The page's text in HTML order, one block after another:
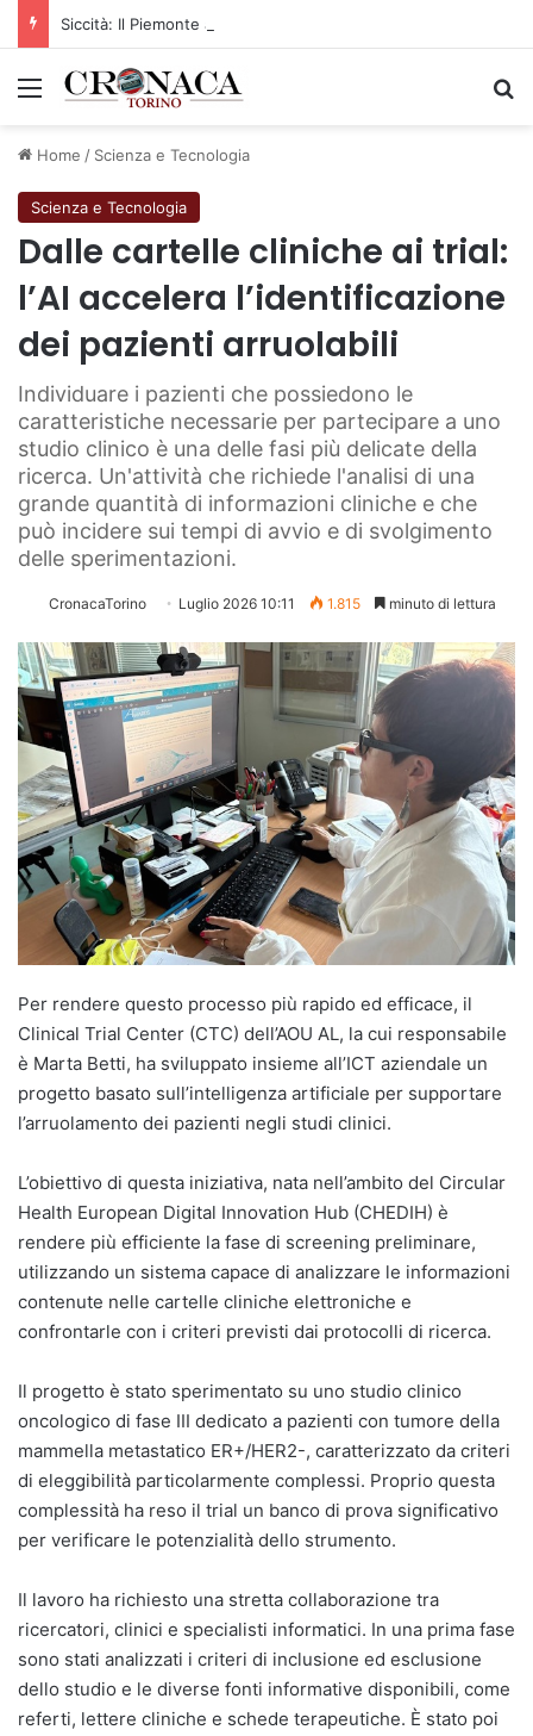
Menu
Home / Scienza e Tecnologia
Scienza e Tecnologia
Dalle cartelle cliniche ai trial:
l’AI accelera l’identificazione
dei pazienti arruolabili
Individuare i pazienti che possiedono le
caratteristiche necessarie per partecipare a uno
studio clinico è una delle fasi più delicate della
ricerca. Un'attività che richiede l'analisi di una
grande quantità di informazioni cliniche e che
può incidere sui tempi di avvio e di svolgimento
delle sperimentazioni.
CronacaTorino Luglio 2026 10:11 1.815 minuto di lettura
Per rendere questo processo più rapido ed efficace, il
Clinical Trial Center (CTC) dell’AOU AL, la cui responsabile
è Marta Betti, ha sviluppato insieme all’ICT aziendale un
progetto basato sull’intelligenza artificiale per supportare
l’arruolamento dei pazienti negli studi clinici.
L’obiettivo di questa iniziativa, nata nell’ambito del Circular
Health European Digital Innovation Hub (CHEDIH) è
rendere più efficiente la fase di screening preliminare,
utilizzando un sistema capace di analizzare le informazioni
contenute nelle cartelle cliniche elettroniche e
confrontarle con i criteri previsti dai protocolli di ricerca.
Il progetto è stato sperimentato su uno studio clinico
oncologico di fase III dedicato a pazienti con tumore della
mammella metastatico ER+/HER2-, caratterizzato da criteri
di eleggibilità particolarmente complessi. Proprio questa
complessità ha reso il trial un banco di prova significativo
per verificare le potenzialità dello strumento.
Il lavoro ha richiesto una stretta collaborazione tra
ricercatori, clinici e specialisti informatici. In una prima fase
sono stati analizzati i criteri di inclusione ed esclusione
dello studio e le diverse fonti informative disponibili, come
referti, lettere cliniche e schede terapeutiche. È stato poi